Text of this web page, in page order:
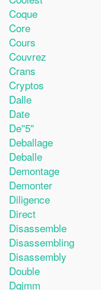
Coque
Core
Cours
Couvrez
Crans
Cryptos
Dalle
Date
De''5''
Deballage
Deballe
Demontage
Demonter
Diligence
Direct
Disassemble
Disassembling
Disassembly
Double
Dqjmm